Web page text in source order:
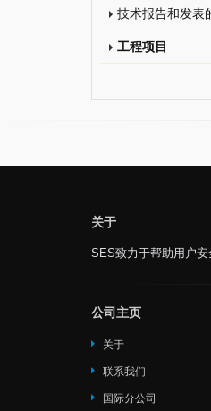
技术报告和发表
工程项目
关于
SES致力于帮助用户
公司主页
关于
联系我们
国际分公司